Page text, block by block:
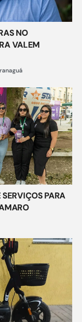
NO
VALEM
PARA